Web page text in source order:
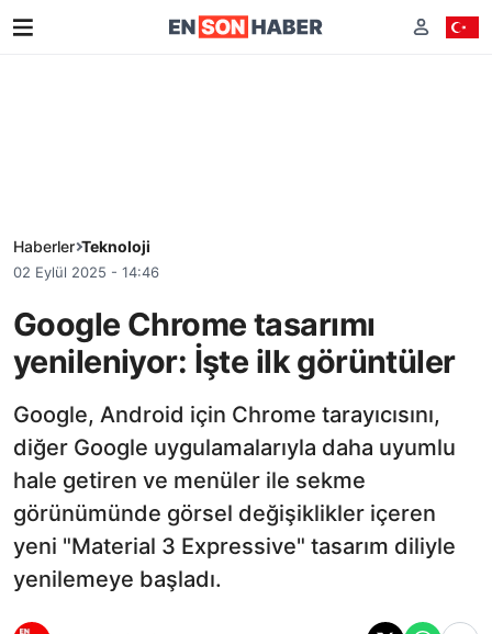
Haberler Teknoloji
02 Eylül 2025 - 14:46
Google Chrome tasarımı
yenileniyor: İşte ilk görüntüler
Google, Android için Chrome tarayıcısını,
diğer Google uygulamalarıyla daha uyumlu
hale getiren ve menüler ile sekme
görünümünde görsel değişiklikler içeren
yeni "Material 3 Expressive" tasarım diliyle
yenilemeye başladı.